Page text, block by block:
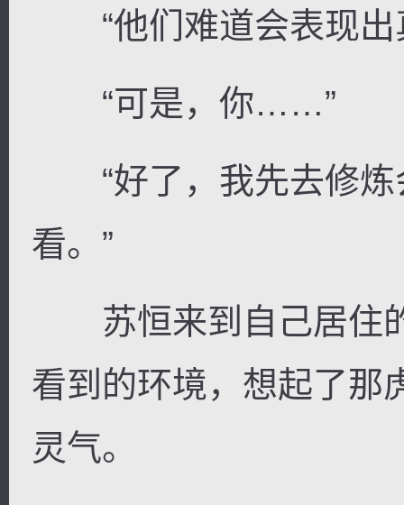
“他们难道会表现出
“可是，你……”
“好了，我先去修炼
看。”
苏恒来到自己居住
看到的环境，想起了那
灵气。